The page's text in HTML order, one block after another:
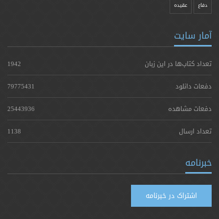
دفاع عقیده
آمار سایت
تعداد کتاب‌ها در این زبان
1942
دفعات دانلود
79775431
دفعات مشاهده
25443936
تعداد ارسال
1138
خبرنامه
اشتراک در خبرنامه